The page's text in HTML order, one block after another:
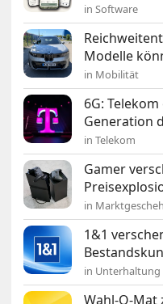
in Software
Modelle
in Mobilität
6G:
Generation
in Telekom
Gamer
in
1&1
in Unterhaltung
Wahl-O-Mat